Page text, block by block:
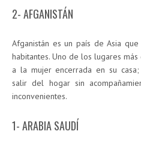
2- AFGANISTÁN
Afganistán es un país de Asia
habitantes. Uno de los lugares
a la mujer encerrada en su
salir del hogar sin
inconvenientes.
1- ARABIA SAUDÍ